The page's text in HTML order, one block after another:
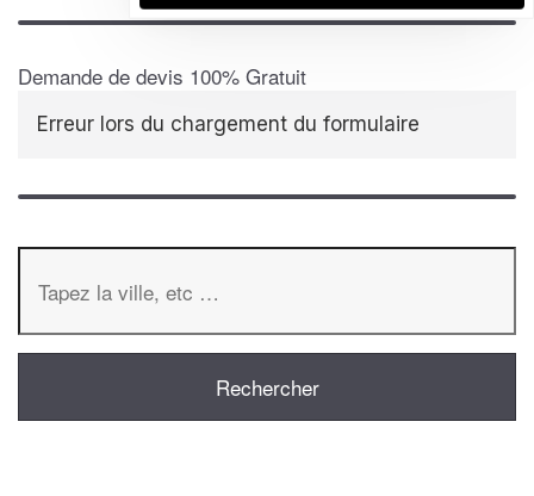
Demande de devis 100% Gratuit
Erreur lors du chargement du formulaire